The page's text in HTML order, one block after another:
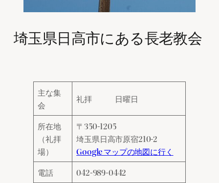
埼玉県日高市にある長老教会
主な集
会
礼拝 日曜日
所在地
（礼拝
場）
〒350‐1205
埼玉県日高市原宿210‐2
Google マップの地図に行く
電話
042-989-0442